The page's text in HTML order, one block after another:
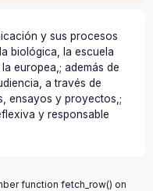
y sus procesos
biológica, la escuela
europea,; además de
a través de
ensayos y proyectos,;
y responsable
function fetch_row() on